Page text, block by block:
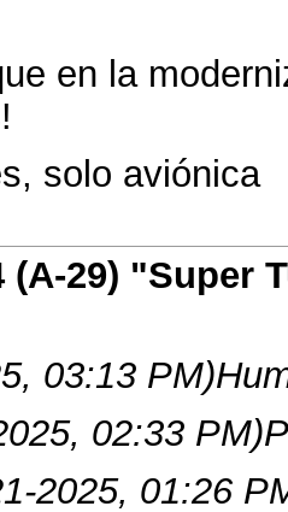
en la
solo aviónica
(A-29) "Super
03:13 PM)
02:33 PM)
2025, 01:26